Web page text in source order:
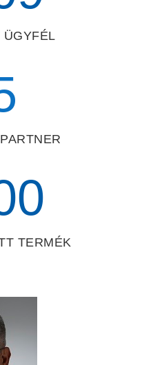
ÜGYFÉL
TERMÉK